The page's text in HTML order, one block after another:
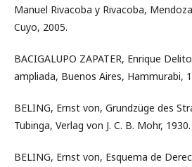
Manuel Rivacoba y Rivacoba,
Cuyo, 2005.
BACIGALUPO ZAPATER, Enrique
ampliada, Buenos Aires, Hammurabi,
BELING, Ernst von, Grundzüge des
Tubinga, Verlag von J. C. B. Mohr, 1930.
BELING, Ernst von, Esquema de